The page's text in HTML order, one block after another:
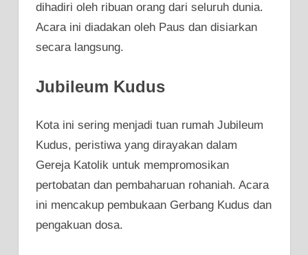
dihadiri oleh ribuan orang dari seluruh dunia.
Acara ini diadakan oleh Paus dan disiarkan
secara langsung.
Jubileum Kudus
Kota ini sering menjadi tuan rumah Jubileum
Kudus, peristiwa yang dirayakan dalam
Gereja Katolik untuk mempromosikan
pertobatan dan pembaharuan rohaniah. Acara
ini mencakup pembukaan Gerbang Kudus dan
pengakuan dosa.